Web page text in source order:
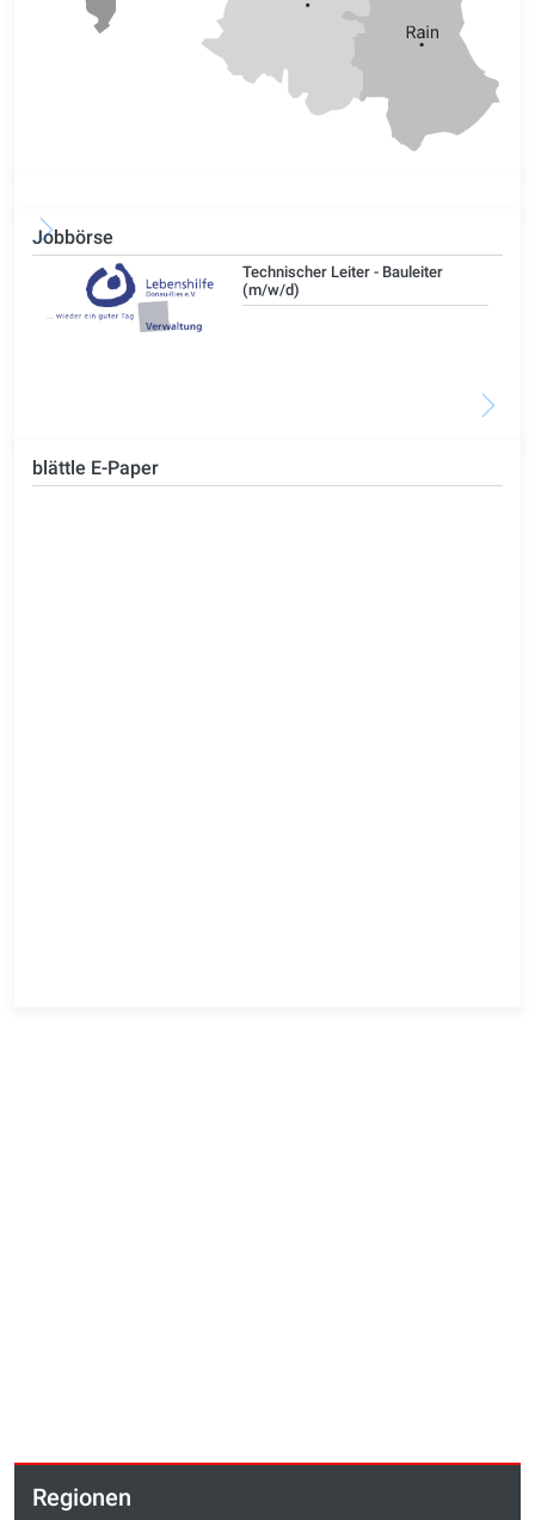
Jobbörse
Technischer Leiter - Bauleiter
(m/w/d)
blättle E-Paper
Regionen